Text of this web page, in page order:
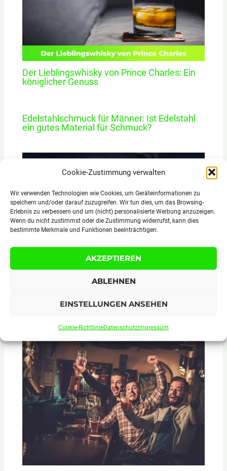
Cookie-Zustimmung verwalten
Wir verwenden Technologien wie Cookies, um Geräteinformationen zu
speichern und/oder darauf zuzugreifen. Wir tun dies, um das Browsing-
Erlebnis zu verbessern und um (nicht) personalisierte Werbung anzuzeigen.
Wenn du nicht zustimmst oder die Zustimmung widerrufst, kann dies
bestimmte Merkmale und Funktionen beeinträchtigen.
AKZEPTIEREN
ABLEHNEN
EINSTELLUNGEN ANSEHEN
Cookie-RichtlinieDatenschutzImpressum
Der Lieblingswhisky von Prince Charles: Ein
königlicher Genuss
Edelstahlschmuck für Männer: Ist Edelstahl
ein gutes Material für Schmuck?
Von Minimalismus bis Statement: Die